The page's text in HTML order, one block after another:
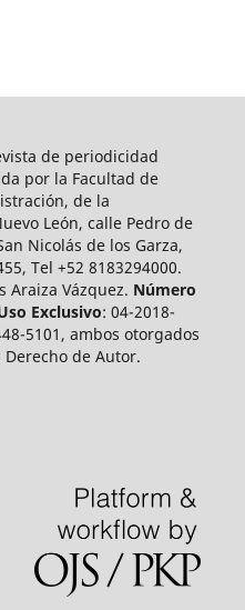
de periodicidad
por la Facultad de
de la
León, calle Pedro de
Nicolás de los Garza,
Tel +52 8183294000.
Araiza Vázquez. Número
Exclusivo: 04-2018-
5101, ambos otorgados
de Autor.